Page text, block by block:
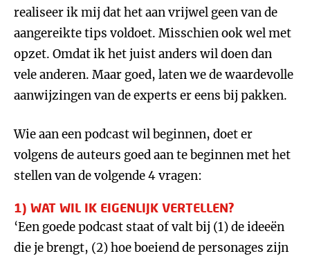
realiseer ik mij dat het aan vrijwel geen van de
aangereikte tips voldoet. Misschien ook wel met
opzet. Omdat ik het juist anders wil doen dan
vele anderen. Maar goed, laten we de waardevolle
aanwijzingen van de experts er eens bij pakken.
Wie aan een podcast wil beginnen, doet er
volgens de auteurs goed aan te beginnen met het
stellen van de volgende 4 vragen:
1) WAT WIL IK EIGENLIJK VERTELLEN?
‘Een goede podcast staat of valt bij (1) de ideeën
die je brengt, (2) hoe boeiend de personages zijn